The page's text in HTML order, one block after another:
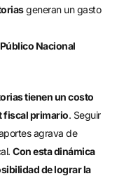
generan un gasto
Nacional
tienen un costo
fiscal primario. Seguir
agrava de
Con esta dinámica
de lograr la